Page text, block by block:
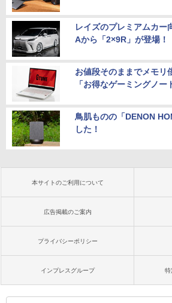
レイズのプレミアムカー
Aから「2×9R」が登場！
お値段そのままでメモリ
「お得なゲーミングノー
鳥肌ものの「DENON
した！
本サイトのご利用について
広告掲載のご案内
プライバシーポリシー
インプレスグループ 特